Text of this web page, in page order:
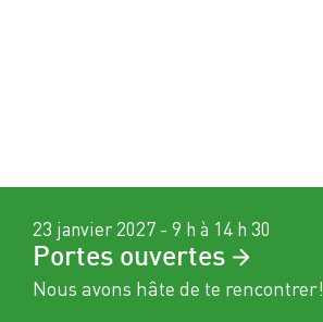
23 janvier 2027 - 9 h à 14 h 30
Portes ouvertes
Nous avons hâte de te rencontrer!